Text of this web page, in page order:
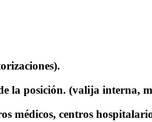
la posición. (valija interna,
médicos, centros